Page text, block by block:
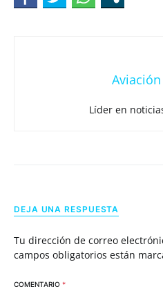
Líder en
DEJA UNA RESPUESTA
Tu dirección de correo
campos obligatorios están
COMENTARIO *